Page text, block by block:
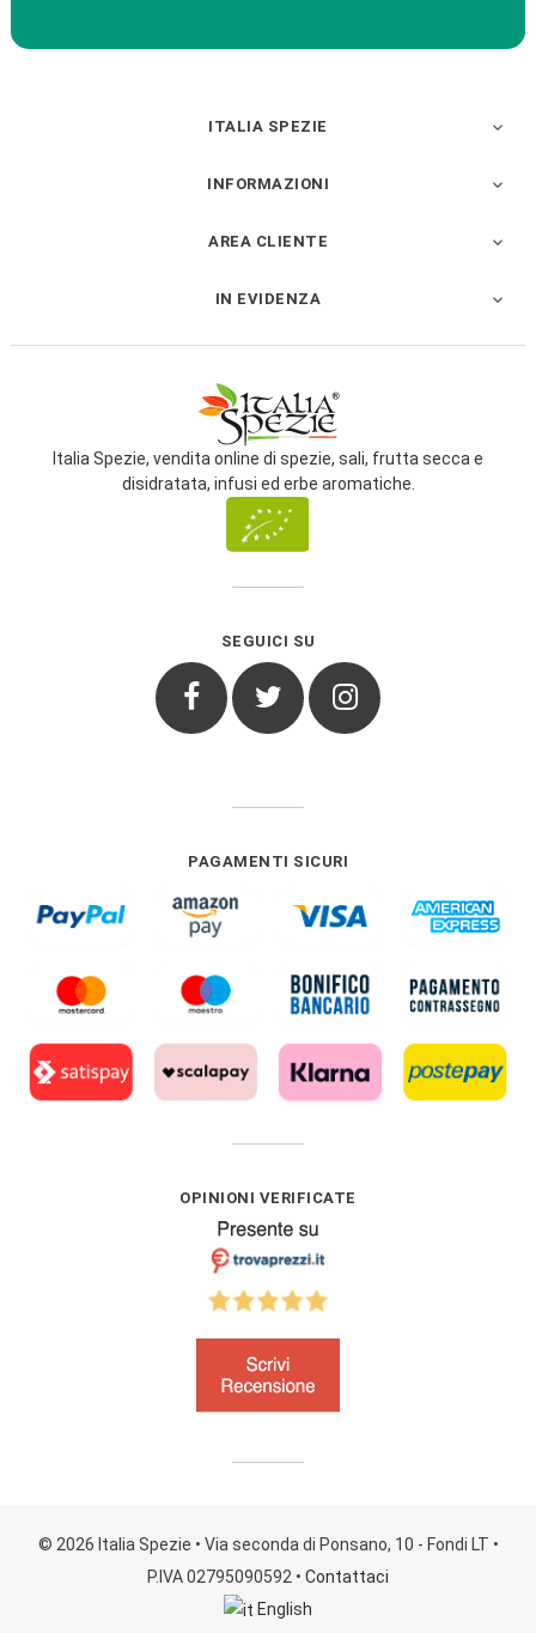
ITALIA SPEZIE 
INFORMAZIONI 
AREA CLIENTE 
IN EVIDENZA 
Italia Spezie, vendita online di spezie, sali, frutta secca e
disidratata, infusi ed erbe aromatiche.
SEGUICI SU
Facebook Twitter Instagram
PAGAMENTI SICURI
OPINIONI VERIFICATE
© 2026 Italia Spezie • Via seconda di Ponsano, 10 - Fondi LT •
P.IVA 02795090592 • Contattaci
English